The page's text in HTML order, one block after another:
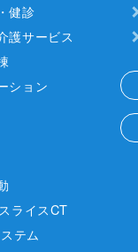
健診
護サービス
ション
ライスCT
テム